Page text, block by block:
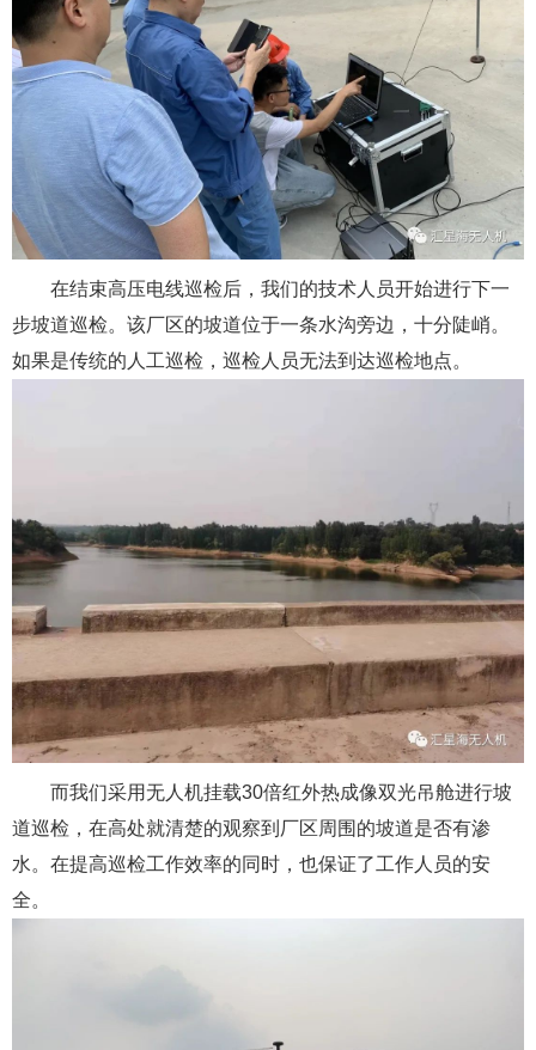
在结束高压电线巡检后，我们的技术人员开始进行下一
步坡道巡检。该厂区的坡道位于一条水沟旁边，十分陡峭。
如果是传统的人工巡检，巡检人员无法到达巡检地点。
而我们采用无人机挂载30倍红外热成像双光吊舱进行坡
道巡检，在高处就清楚的观察到厂区周围的坡道是否有渗
水。在提高巡检工作效率的同时，也保证了工作人员的安
全。